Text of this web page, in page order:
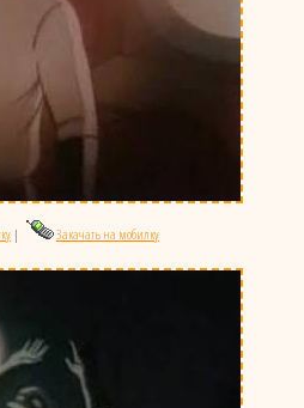
| Закачать на мобилку